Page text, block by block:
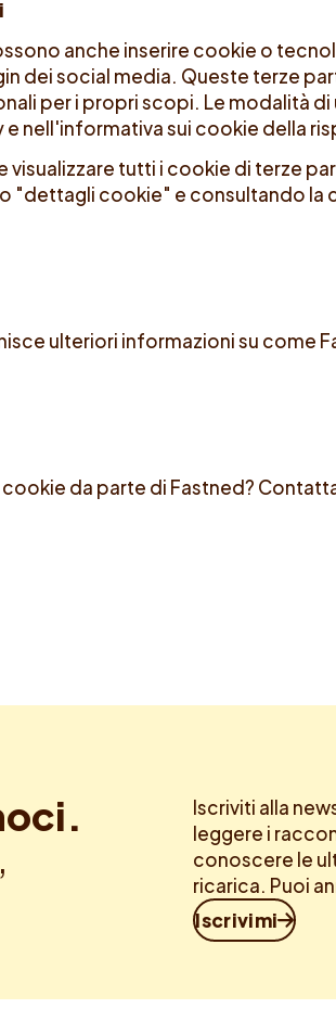
anche inserire cookie o
dei social media. Queste terze
per i propri scopi. Le modalità di
nell'informativa sui cookie della
visualizzare tutti i cookie di terze
"dettagli cookie" e consultando la
ulteriori informazioni su come
da parte di Fastned?
Iscriviti alla
leggere i
conoscere le
ricarica. Puoi
Iscrivimi